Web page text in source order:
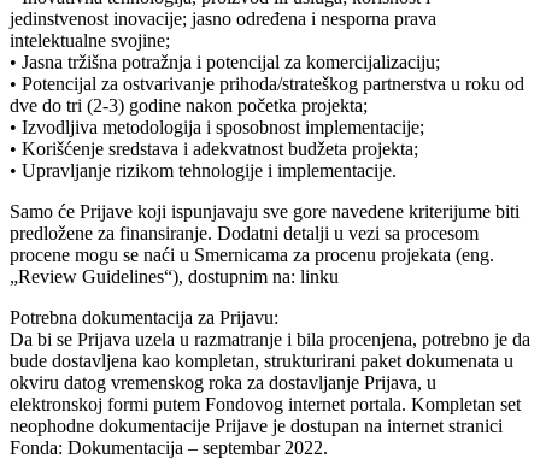
jedinstvenost inovacije; jasno određena i nesporna prava
intelektualne svojine;
• Jasna tržišna potražnja i potencijal za komercijalizaciju;
• Potencijal za ostvarivanje prihoda/strateškog partnerstva u roku od
dve do tri (2-3) godine nakon početka projekta;
• Izvodljiva metodologija i sposobnost implementacije;
• Korišćenje sredstava i adekvatnost budžeta projekta;
• Upravljanje rizikom tehnologije i implementacije.
Samo će Prijave koji ispunjavaju sve gore navedene kriterijume biti
predložene za finansiranje. Dodatni detalji u vezi sa procesom
procene mogu se naći u Smernicama za procenu projekata (eng.
„Review Guidelines“), dostupnim na: linku
Potrebna dokumentacija za Prijavu:
Da bi se Prijava uzela u razmatranje i bila procenjena, potrebno je da
bude dostavljena kao kompletan, strukturirani paket dokumenata u
okviru datog vremenskog roka za dostavljanje Prijava, u
elektronskoj formi putem Fondovog internet portala. Kompletan set
neophodne dokumentacije Prijave je dostupan na internet stranici
Fonda: Dokumentacija – septembar 2022.